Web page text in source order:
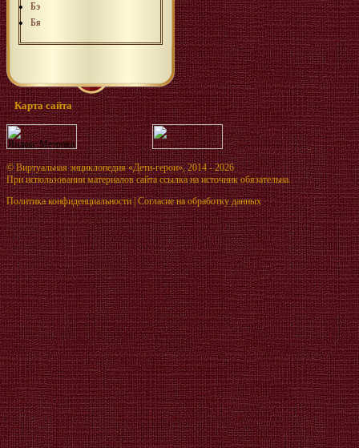
Бэ
Бя
Карта сайта
©Виртуальная энциклопедия «Дети-герои», 2014 - 2026
При использовании материалов сайта ссылка на источник обязательна.
Политика конфиденциальности|Согласие на обработку данных